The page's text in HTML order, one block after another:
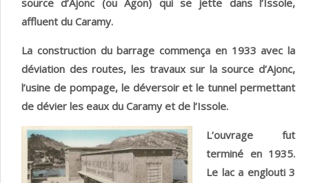
source d’Ajonc (ou Agon) qui se jette dans l’Issole,
affluent du Caramy.
La construction du barrage commença en 1933 avec la
déviation des routes, les travaux sur la source d’Ajonc,
l’usine de pompage, le déversoir et le tunnel permettant
de dévier les eaux du Caramy et de l’Issole.
L’ouvrage fut
terminé en 1935.
Le lac a englouti 3